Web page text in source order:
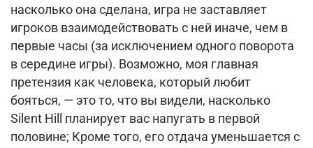
насколько она сделана, игра не заставляет
игроков взаимодействовать с ней иначе, чем в
первые часы (за исключением одного поворота
в середине игры). Возможно, моя главная
претензия как человека, который любит
бояться, — это то, что вы видели, насколько
Silent Hill планирует вас напугать в первой
половине; Кроме того, его отдача уменьшается с